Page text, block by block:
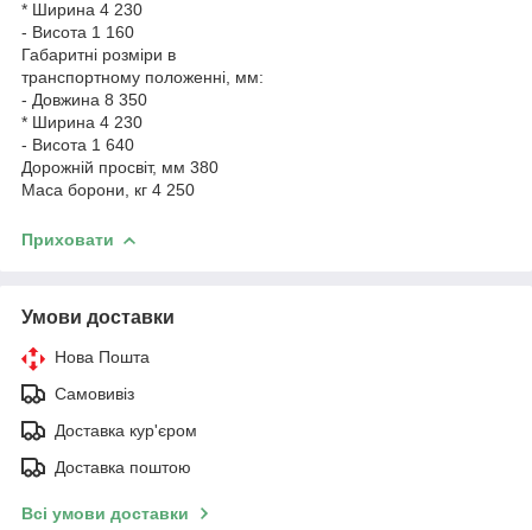
* Ширина 4 230
- Висота 1 160
Габаритні розміри в
транспортному положенні, мм:
- Довжина 8 350
* Ширина 4 230
- Висота 1 640
Дорожній просвіт, мм 380
Маса борони, кг 4 250
Приховати
Умови доставки
Нова Пошта
Самовивіз
Доставка кур'єром
Доставка поштою
Всі умови доставки